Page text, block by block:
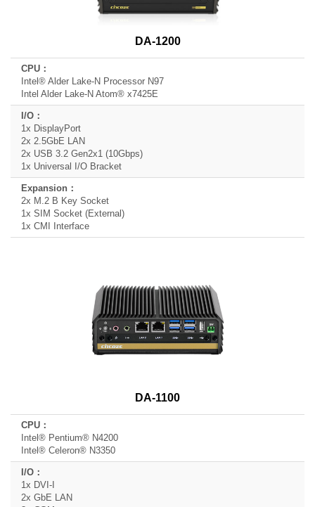
DA-1200
Intel® Alder Lake-N Processor N97
Intel Alder Lake-N Atom® x7425E
1x DisplayPort
2x 2.5GbE LAN
2x USB 3.2 Gen2x1 (10Gbps)
1x Universal I/O Bracket
2x M.2 B Key Socket
1x SIM Socket (External)
1x CMI Interface
DA-1100
Intel® Pentium® N4200
Intel® Celeron® N3350
1x DVI-I
2x GbE LAN